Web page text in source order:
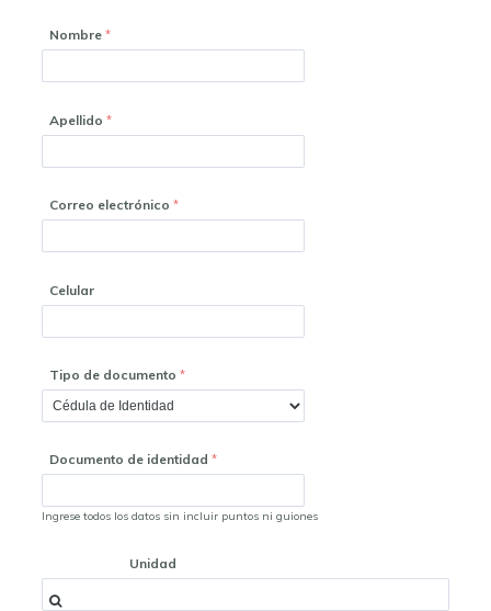
Nombre
Apellido
Correo electrónico
Celular
Tipo de documento
Documento de identidad
Ingrese todos los datos sin incluir puntos ni guiones
Unidad